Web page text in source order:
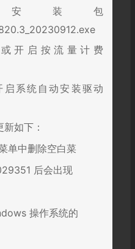
装包
开启按流量计费
系统自动安装驱动
如下：
单中删除空白菜
后会出现
操作系统的